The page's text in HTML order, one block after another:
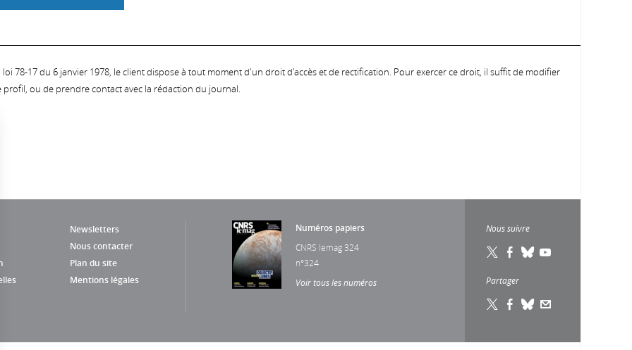
78-17 du 6 janvier 1978, le client dispose à tout moment d'un droit d'accès et de rectification. Pour exercer ce droit, il suffit de modifier
ou de prendre contact avec la rédaction du journal.
Newsletters
Nous contacter
Plan du site
Mentions légales
Numéros papiers
CNRS lemag 324
n°324
Voir tous les numéros
Nous suivre
Partager